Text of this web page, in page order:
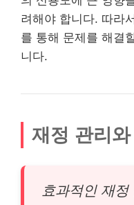
려해야 합니다. 따라
를 통해 문제를 해결
니다.
재정 관리
효과적인 재